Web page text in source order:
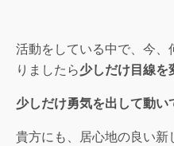
活動をしている中で、今
りましたら少しだけ目線を
少しだけ勇気を出して動い
貴方にも、居心地の良い